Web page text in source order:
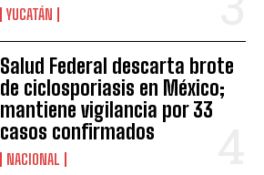
YUCATÁN
Salud Federal descarta brote
de ciclosporiasis en México;
mantiene vigilancia por 33
casos confirmados
NACIONAL